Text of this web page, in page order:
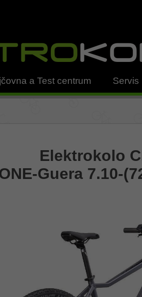
a Test centrum Servis
Elektrokolo
Guera 7.10-